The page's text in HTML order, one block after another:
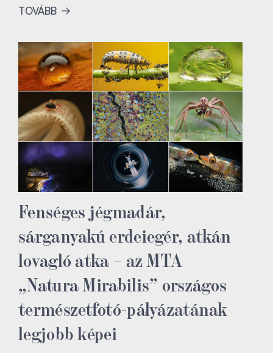
TOVÁBB
Fenséges jégmadár,
sárganyakú erdeiegér, atkán
lovagló atka – az MTA
„Natura Mirabilis” országos
természetfotó-pályázatának
legjobb képei